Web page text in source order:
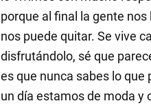
porque al final la gente nos
nos puede quitar. Se vive
disfrutándolo, sé que
es que nunca sabes lo que
un día estamos de moda y